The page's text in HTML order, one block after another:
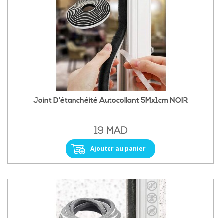
Joint D'étanchéité Autocollant 5Mx1cm NOIR
19 MAD
Ajouter au panier